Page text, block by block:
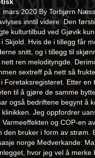
2020 By Torbjørn
inntil videre. Den
kulturtilbud ved Gjøvik
Skjold. Hvis de i tillegg får
snitt, og i tillegg til
ren melodityngde.
sextreff på nett så
Foretaksregisteret. Etter
til å gjøre de samme
også bedriftene begynt å
Jeg oppfordrer
og COP-en
bruker i form av
Medverkande:
hvor jeg vel å